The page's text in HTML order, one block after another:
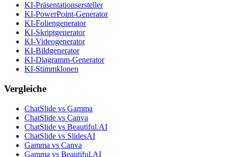
KI-Präsentationsersteller
KI-PowerPoint-Generator
KI-Foliengenerator
KI-Skriptgenerator
KI-Videogenerator
KI-Bildgenerator
KI-Diagramm-Generator
KI-Stimmklonen
Vergleiche
ChatSlide vs Gamma
ChatSlide vs Canva
ChatSlide vs Beautiful.AI
ChatSlide vs SlidesAI
Gamma vs Canva
Gamma vs Beautiful.AI